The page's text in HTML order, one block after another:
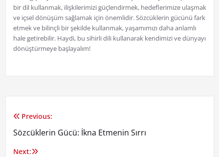
bir dil kullanmak, ilişkilerimizi güçlendirmek, hedeflerimize ulaşmak
ve içsel dönüşüm sağlamak için önemlidir. Sözcüklerin gücünü fark
etmek ve bilinçli bir şekilde kullanmak, yaşamımızı daha anlamlı
hale getirebilir. Haydi, bu sihirli dili kullanarak kendimizi ve dünyayı
dönüştürmeye başlayalım!
Yazı
gezinmesi
Previous:
Sözcüklerin Gücü: İkna Etmenin Sırrı
Next: